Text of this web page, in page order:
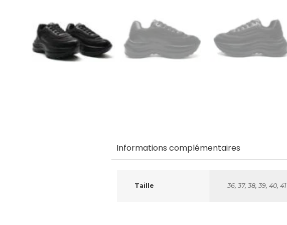
Informations complémentaires
Taille 36, 37, 38, 39, 40, 41